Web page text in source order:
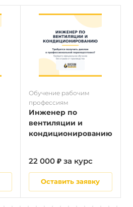
Обучение рабочим
профессиям
Инженер по
вентиляции и
кондиционированию
22 000 ₽ за курс
Оставить заявку